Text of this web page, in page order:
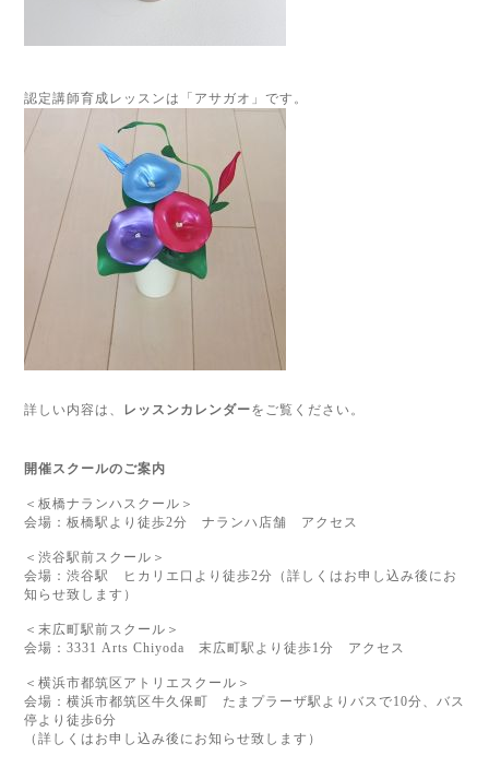
認定講師育成レッスンは「アサガオ」です。
詳しい内容は、 レッスンカレンダーをご覧ください。
開催スクールのご案内
＜板橋ナランハスクール＞
会場：板橋駅より徒歩2分 ナランハ店舗 アクセス
＜渋谷駅前スクール＞
会場：渋谷駅 ヒカリエ口より徒歩2分（詳しくはお申し込み後にお
知らせ致します）
＜末広町駅前スクール＞
会場： 3331 Arts Chiyoda 末広町駅より徒歩1分 アクセス
＜横浜市都筑区アトリエスクール＞
会場：横浜市都筑区牛久保町 たまプラーザ駅よりバスで10分、バス
停より徒歩6分
（詳しくはお申し込み後にお知らせ致します）